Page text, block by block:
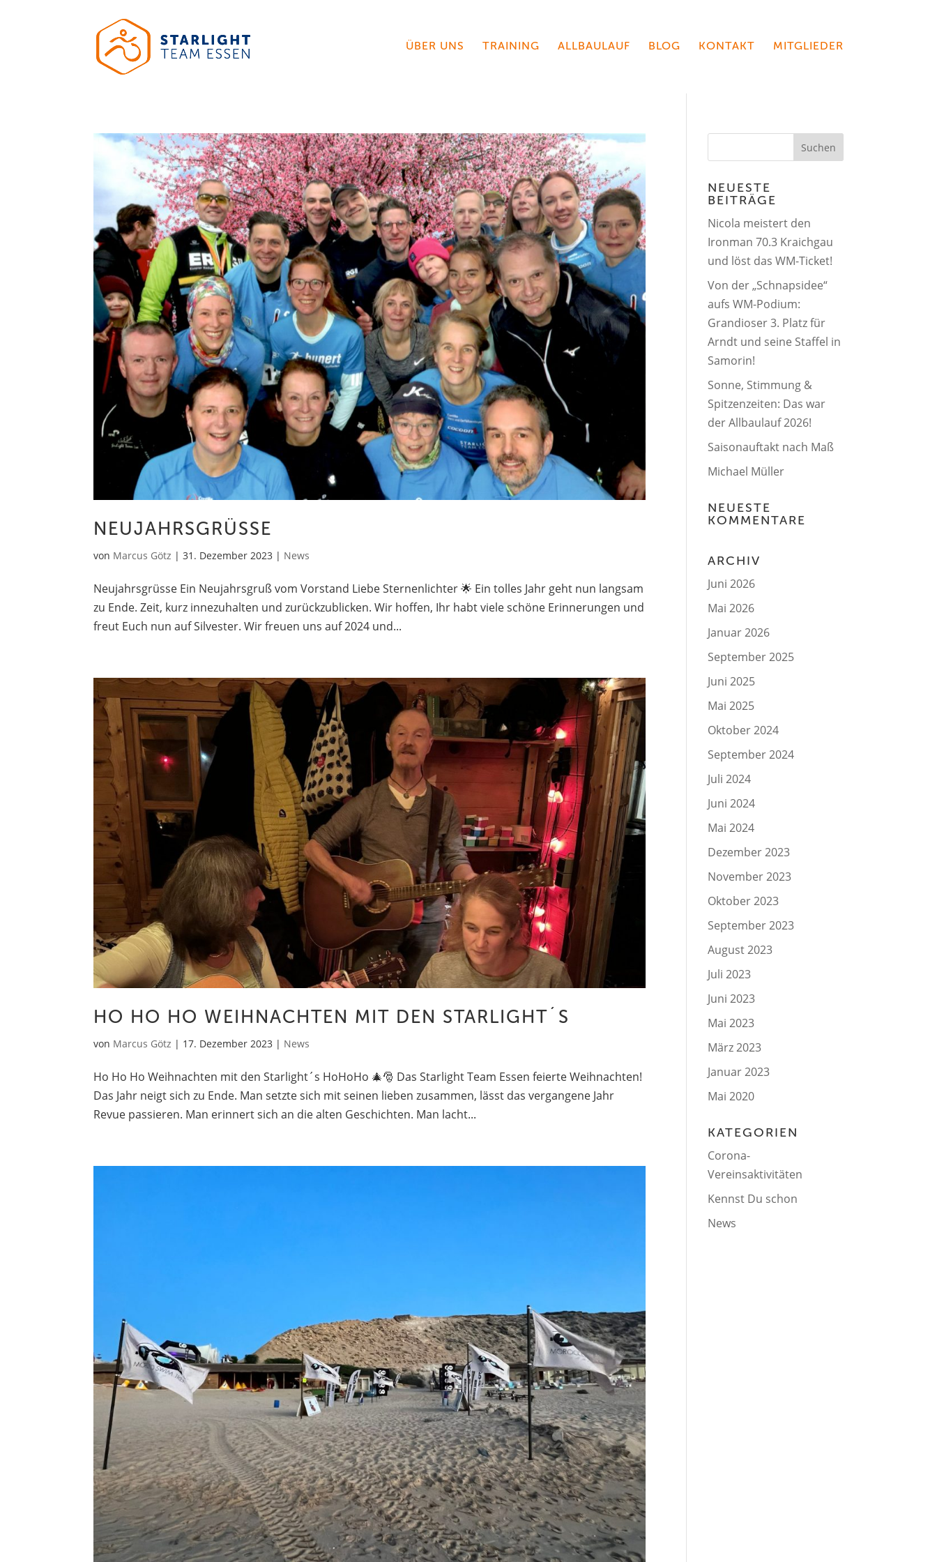
ÜBER UNS TRAINING ALLBAULAUF BLOG KONTAKT MITGLIEDER
NEUJAHRSGRÜSSE
von Marcus Götz |31. Dezember 2023 | News
Neujahrsgrüsse Ein Neujahrsgruß vom Vorstand Liebe Sternenlichter 🌟 Ein tolles Jahr geht nun langsam
zu Ende. Zeit, kurz innezuhalten und zurückzublicken. Wir hoffen, Ihr habt viele schöne Erinnerungen und
freut Euch nun auf Silvester. Wir freuen uns auf 2024 und...
HO HO HO WEIHNACHTEN MIT DEN STARLIGHT´S
von Marcus Götz | 17. Dezember 2023 | News
Ho Ho Ho Weihnachten mit den Starlight´s HoHoHo 🎄🎅 Das Starlight Team Essen feierte Weihnachten!
Das Jahr neigt sich zu Ende. Man setzte sich mit seinen lieben zusammen, lässt das vergangene Jahr
Revue passieren. Man erinnert sich an die alten Geschichten. Man lacht...
NEUESTE
BEITRÄGE
Nicola meistert den
Ironman 70.3 Kraichgau
und löst das WM-Ticket!
Von der „Schnapsidee“
aufs WM-Podium:
Grandioser 3. Platz für
Arndt und seine Staffel in
Samorin!
Sonne, Stimmung &
Spitzenzeiten: Das war
der Allbaulauf 2026!
Saisonauftakt nach Maß
Michael Müller
NEUESTE
KOMMENTARE
ARCHIV
Juni 2026
Mai 2026
Januar 2026
September 2025
Juni 2025
Mai 2025
Oktober 2024
September 2024
Juli 2024
Juni 2024
Mai 2024
Dezember 2023
November 2023
Oktober 2023
September 2023
August 2023
Juli 2023
Juni 2023
Mai 2023
März 2023
Januar 2023
Mai 2020
KATEGORIEN
Corona-
Vereinsaktivitäten
Kennst Du schon
News